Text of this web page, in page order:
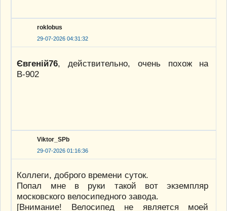
roklobus
29-07-2026 04:31:32
Євгеній76, действительно, очень похож на
В-902
Viktor_SPb
29-07-2026 01:16:36
Коллеги, доброго времени суток.
Попал мне в руки такой вот экземпляр
московского велосипедного завода.
[Внимание! Велосипед не является моей